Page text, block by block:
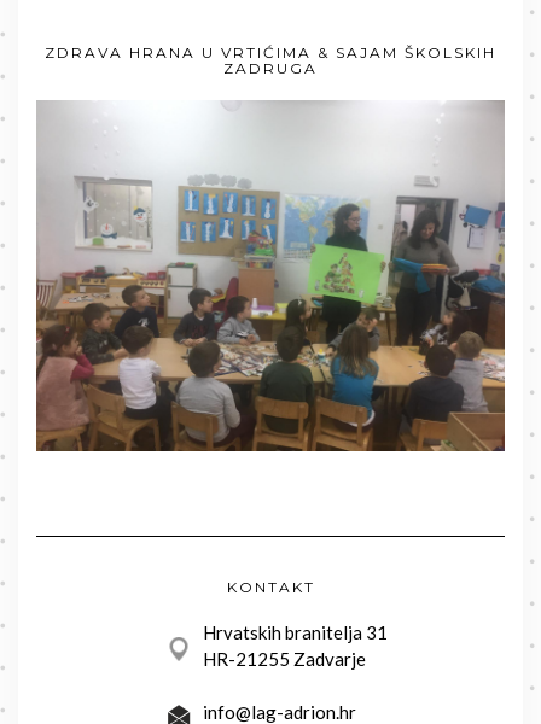
ZDRAVA HRANA U VRTIĆIMA & SAJAM ŠKOLSKIH
ZADRUGA
KONTAKT
Hrvatskih branitelja 31
HR-21255 Zadvarje
info@lag-adrion.hr